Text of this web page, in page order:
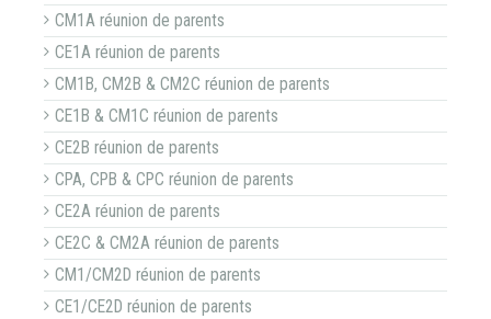
CM1A réunion de parents
CE1A réunion de parents
CM1B, CM2B & CM2C réunion de parents
CE1B & CM1C réunion de parents
CE2B réunion de parents
CPA, CPB & CPC réunion de parents
CE2A réunion de parents
CE2C & CM2A réunion de parents
CM1/CM2D réunion de parents
CE1/CE2D réunion de parents